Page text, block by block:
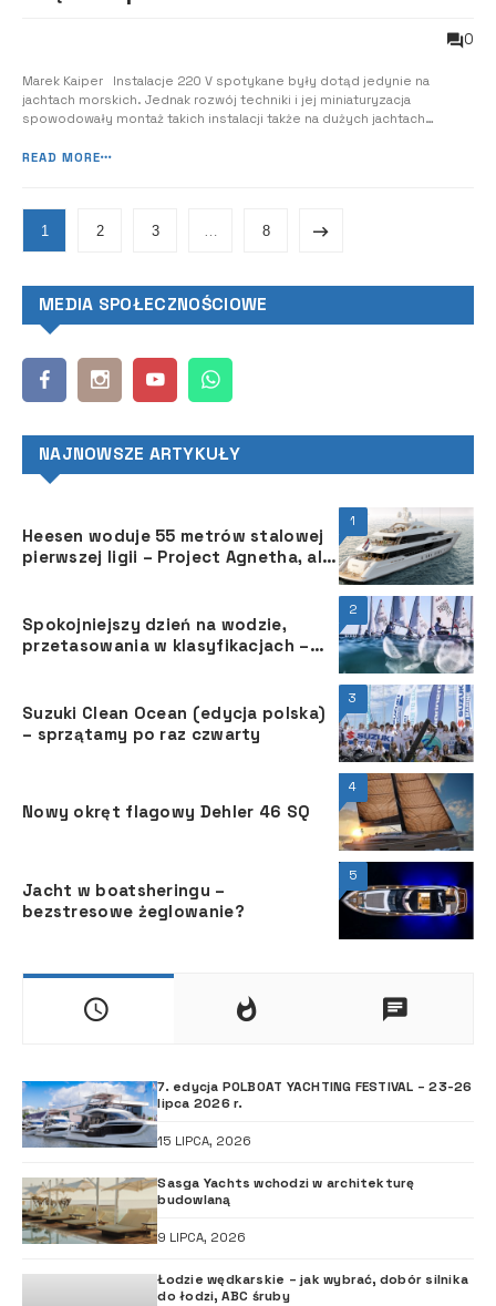
0
Marek Kaiper Instalacje 220 V spotykane były dotąd jedynie na
jachtach morskich. Jednak rozwój techniki i jej miniaturyzacja
spowodowały montaż takich instalacji także na dużych jachtach
projektowane są tak, by zapewnić użytkownikowi maksimum wygody
READ MORE
1 2 3 8
MEDIA SPOŁECZNOŚCIOWE
NAJNOWSZE ARTYKUŁY
1
Heesen woduje 55 metrów stalowej
pierwszej ligii – Project Agnetha, ale
2
Spokojniejszy dzień na wodzie,
przetasowania w klasyfikacjach –
3
Suzuki Clean Ocean (edycja polska)
– sprzątamy po raz czwarty
4
Nowy okręt flagowy Dehler 46 SQ
5
Jacht w boatsheringu –
bezstresowe żeglowanie?
7. edycja POLBOAT YACHTING FESTIVAL – 23-26
lipca 2026 r.
15 LIPCA, 2026
Sasga Yachts wchodzi w architekturę
budowlaną
9 LIPCA, 2026
Łodzie wędkarskie – jak wybrać, dobór silnika
do łodzi, ABC śruby